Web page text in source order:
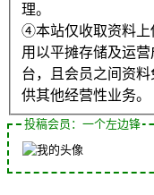
理。
④本站仅收取资料上
用以平摊存储及运
台，且会员之间资
供其他经营性业务。
投稿会员：一个左边锋